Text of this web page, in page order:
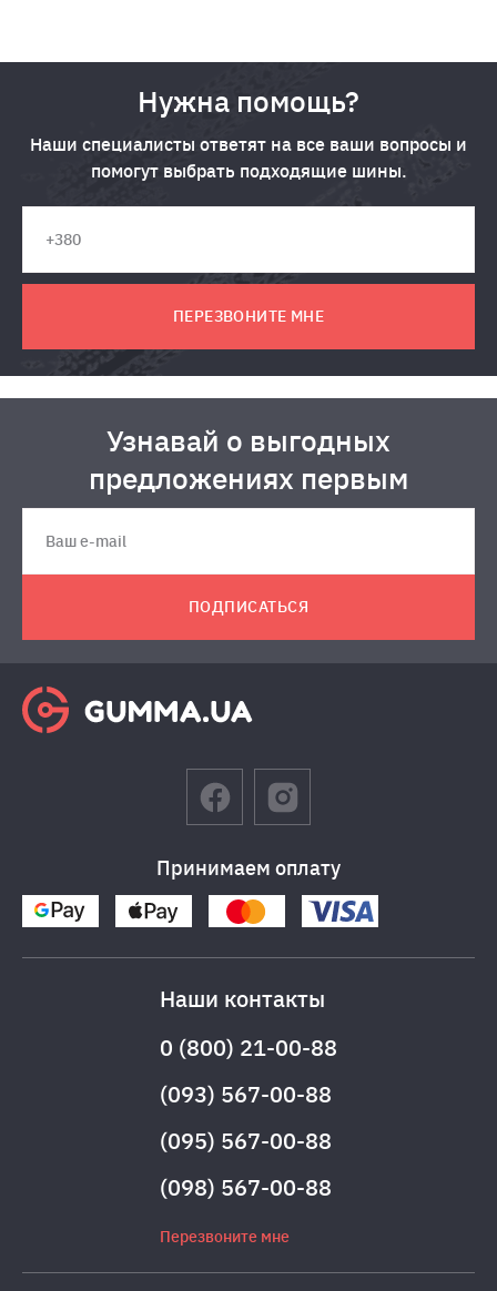
Нужна помощь?
Наши специалисты ответят на все ваши вопросы и
помогут выбрать подходящие шины.
ПЕРЕЗВОНИТЕ МНЕ
Узнавай о выгодных
предложениях первым
ПОДПИСАТЬСЯ
Принимаем оплату
Наши контакты
0 (800) 21-00-88
(093) 567-00-88
(095) 567-00-88
(098) 567-00-88
Перезвоните мне